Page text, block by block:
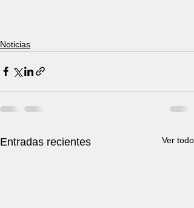
Noticias
Entradas recientes Ver todo